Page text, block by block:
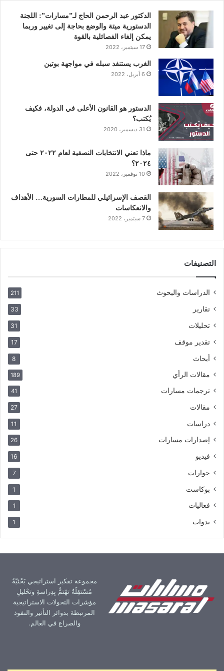
و
ك
ر
د
إ
و
ب
ق
الدكتور عبد الرحمن الحاج لـ”مسارات”: اللجنة
الدستورية ميتة والوضع بحاجة إلى تغيير وربما
يمكن إلغاء الفصائلية بالقوة
17 سبتمبر، 2022
الغرب يستنفد سبله في مواجهة بوتين
6 أبريل، 2022
الدستور هو القانون الأعلى في الدولة، فكيف
يُكتب؟
31 ديسمبر، 2020
ماذا تعني الانتخابات النصفية لعام ٢٠٢٢ حتى
٢٠٢٤؟
10 نوفمبر، 2022
القصف الإسرائيلي للمطارات السورية… الأهداف
والانعكاسات
7 سبتمبر، 2022
التصنيفات
الدراسات والبحوث 211
تقارير 33
تحليلات 31
تقدير موقف 17
أبحاث 8
مقالات الرأي 189
ترجمات مسارات 41
مقالات 27
دراسات 11
إصدارات مسارات 26
فيديو 16
حوارات 7
بوكاست 1
فعاليات 1
ندوات 1
مجموعة تفكير استراتيجي بَحْثيّةٌ
مُسْتَقِلّةٌ تَهْتَمُّ بِدِراسةِ وتَحْليلِ
مؤشرات التحولات الاستراتيجية
المرتبطة بدوائر التأثير والنفوذ
والصراع في العالم.